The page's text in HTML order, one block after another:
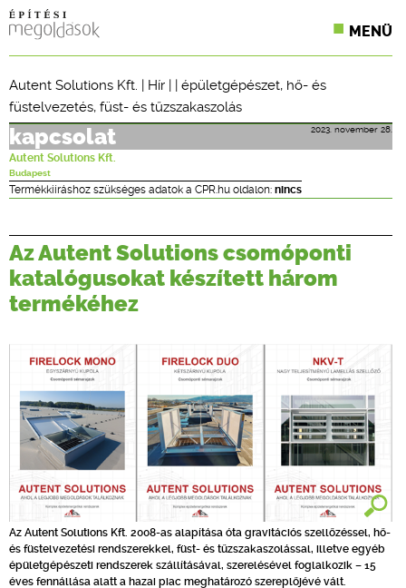
MENÜ
SZAKLAPOK
CPR TERMÉKKIÍRÁS
ÉPÍTÉSI JOG
ONLINE KÉPZÉSEK
TERVEZÉSI SEGÉDLETEK
Autent Solutions Kft. | Hír | | épületgépészet, hő- és
füstelvezetés, füst- és tűzszakaszolás
2023. november 28.
kapcsolat
Autent Solutions Kft.
Budapest
Termékkiíráshoz szükséges adatok a CPR.hu oldalon: nincs
Az Autent Solutions csomóponti
katalógusokat készített három
termékéhez
Az Autent Solutions Kft. 2008-as alapítása óta gravitációs szellőzéssel, hő-
és füstelvezetési rendszerekkel, füst- és tűzszakaszolással, illetve egyéb
épületgépészeti rendszerek szállításával, szerelésével foglalkozik – 15
éves fennállása alatt a hazai piac meghatározó szereplőjévé vált.